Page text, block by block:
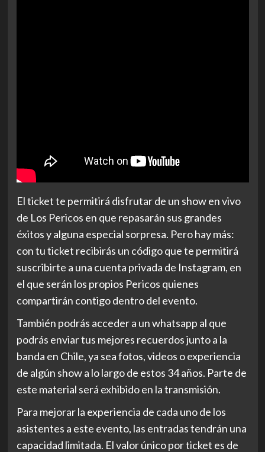
El ticket te permitirá disfrutar de un show en vivo
de Los Pericos en que repasarán sus grandes
éxitos y alguna especial sorpresa. Pero hay más:
con tu ticket recibirás un código que te permitirá
suscribirte a una cuenta privada de Instagram, en
el que serán los propios Pericos quienes
compartirán contigo dentro del evento.
También podrás acceder a un whatsapp al que
podrás enviar tus mejores recuerdos junto a la
banda en Chile, ya sea fotos, videos o experiencia
de algún show a lo largo de estos 34 años. Parte de
este material será exhibido en la transmisión.
Para mejorar la experiencia de cada uno de los
asistentes a este evento, las entradas tendrán una
capacidad limitada. El valor único por ticket es de